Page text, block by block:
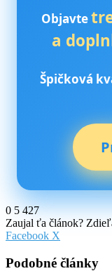
Objavte
a
Špičková
0 5 427
Zaujal ťa článok?
Facebook X
Email
Podobné články